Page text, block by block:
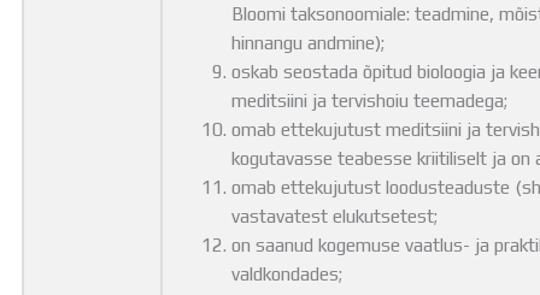
Bloomi taksonoomiale: teadmine,
hinnangu andmine);
oskab seostada õpitud bioloogia ja
meditsiini ja tervishoiu teemadega;
omab ettekujutust meditsiini ja
kogutavasse teabesse kriitiliselt ja on
omab ettekujutust loodusteaduste
vastavatest elukutsetest;
on saanud kogemuse vaatlus- ja
valdkondades;